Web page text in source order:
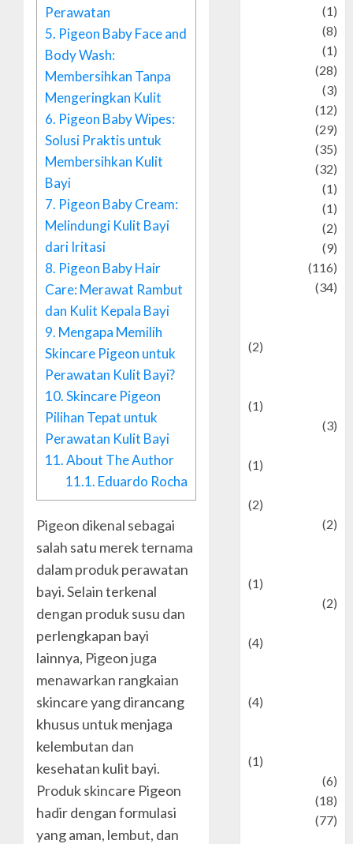
Perawatan
5. Pigeon Baby Face and
Body Wash:
Membersihkan Tanpa
Mengeringkan Kulit
6. Pigeon Baby Wipes:
Solusi Praktis untuk
Membersihkan Kulit
Bayi
7. Pigeon Baby Cream:
Melindungi Kulit Bayi
dari Iritasi
8. Pigeon Baby Hair
Care: Merawat Rambut
dan Kulit Kepala Bayi
9. Mengapa Memilih
Skincare Pigeon untuk
Perawatan Kulit Bayi?
10.Skincare Pigeon
Pilihan Tepat untuk
Perawatan Kulit Bayi
11.About The Author
11.1. Eduardo Rocha
Pigeon dikenal sebagai
salah satu merek ternama
dalam produk perawatan
bayi. Selain terkenal
dengan produk susu dan
perlengkapan bayi
lainnya, Pigeon juga
menawarkan rangkaian
skincare yang dirancang
khusus untuk menjaga
kelembutan dan
kesehatan kulit bayi.
Produk skincare Pigeon
hadir dengan formulasi
yang aman, lembut, dan
(1)
(8)
(1)
(28)
(3)
(12)
(29)
(35)
(32)
(1)
(1)
(2)
(9)
(116)
(34)
(2)
(1)
(3)
(1)
(2)
(2)
(1)
(2)
(4)
(4)
(1)
(6)
(18)
(77)